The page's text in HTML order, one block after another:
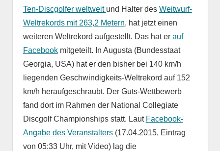
Ten-Discgolfer weltweit und Halter des Weitwurf-
Weltrekords mit 263,2 Metern, hat jetzt einen
weiteren Weltrekord aufgestellt. Das hat erauf
Facebookmitgeteilt. In Augusta (Bundesstaat
Georgia, USA) hat er den bisher bei 140 km/h
liegenden Geschwindigkeits-Weltrekord auf 152
km/h heraufgeschraubt. Der Guts-Wettbewerb
fand dort im Rahmen der National Collegiate
Discgolf Championships statt. Laut Facebook-
Angabe des Veranstalters(17.04.2015, Eintrag
von 05:33 Uhr, mit Video) lag die